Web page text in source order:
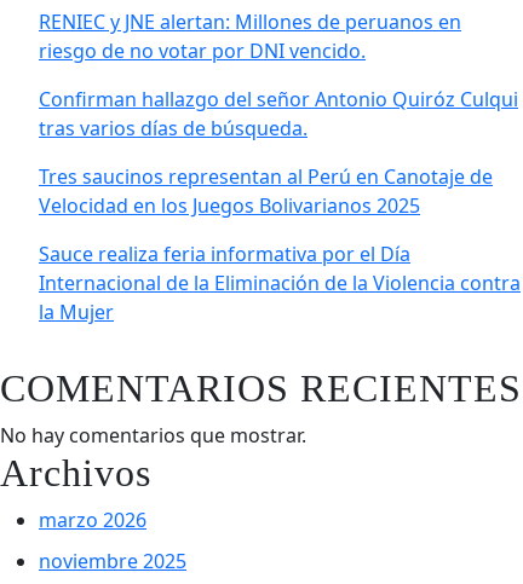
RENIEC y JNE alertan: Millones de peruanos en
riesgo de no votar por DNI vencido.
Confirman hallazgo del señor Antonio Quiróz Culqui
tras varios días de búsqueda.
Tres saucinos representan al Perú en Canotaje de
Velocidad en los Juegos Bolivarianos 2025
Sauce realiza feria informativa por el Día
Internacional de la Eliminación de la Violencia contra
la Mujer
COMENTARIOS RECIENTES
No hay comentarios que mostrar.
Archivos
marzo 2026
noviembre 2025